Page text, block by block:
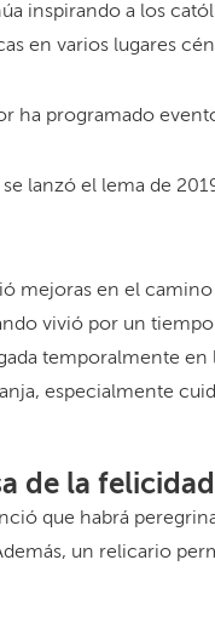
inspirando a los
en varios lugares
ha programado
lanzó el lema de
mejoras en el
vivió por un
temporalmente en
especialmente
de la
que habrá
un relicario